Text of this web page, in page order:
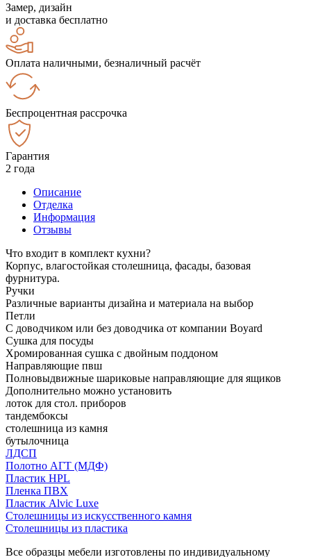
Замер, дизайн
и доставка бесплатно
Оплата наличными, безналичный расчёт
Беспроцентная рассрочка
Гарантия
2 года
Описание
Отделка
Информация
Отзывы
Что входит в комплект кухни?
Корпус, влагостойкая столешница, фасады, базовая
фурнитура.
Ручки
Различные варианты дизайна и материала на выбор
Петли
С доводчиком или без доводчика от компании Boyard
Сушка для посуды
Хромированная сушка с двойным поддоном
Направляющие пвш
Полновыдвижные шариковые направляющие для ящиков
Дополнительно можно установить
лоток для стол. приборов
тандембоксы
столешница из камня
бутылочница
ЛДСП
Полотно АГТ (МДФ)
Пластик HPL
Пленка ПВХ
Пластик Alvic Luxe
Столешницы из искусственного камня
Столешницы из пластика
Все образцы мебели изготовлены по индивидуальному